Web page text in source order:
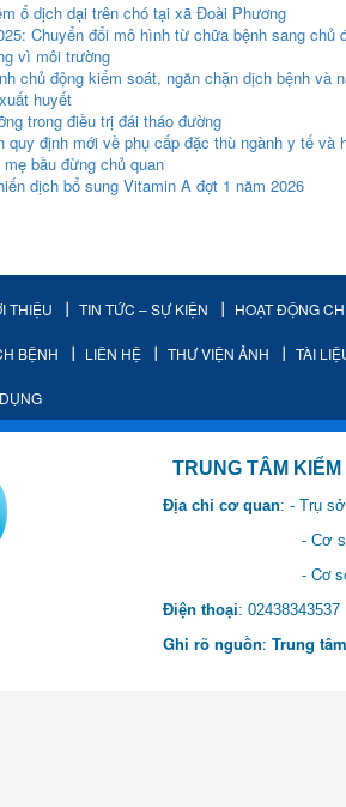
ổ dịch dại trên chó tại xã Đoài Phương
Chuyển đổi mô hình từ chữa bệnh sang chủ
vì môi trường
chủ động kiểm soát, ngăn chặn dịch bệnh và
huyết
trong điều trị đái tháo đường
quy định mới về phụ cấp đặc thù ngành y tế và
bầu đừng chủ quan
dịch bổ sung Vitamin A đợt 1 năm 2026
THIỆU TIN TỨC – SỰ KIỆN HOẠT ĐỘNG
BỆNH LIÊN HỆ THƯ VIỆN ẢNH TÀI
TRUNG TÂM KIỂM SOÁT
Địa chỉ cơ quan: - Trụ
- Cơ sở 2: Khu Hành
- Cơ sở 3: Số 1 Ngõ 2
Điện thoại:
Ghi rõ nguồn: Trung